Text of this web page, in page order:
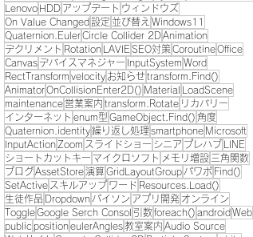
Lenovo HDD アップデート ウィンドウズ
On Value Changed 設定 並び替え Windows11
Quaternion.EulerCircle Collider 2DAnimation
デクリメント Rotation LAVIE SEO対策 CoroutineOffice
Canvas デバイスマネジャー InputSystem Word
RectTransform velocity お知らせtransform.Find()
AnimatorOnCollisionEnter2D() Material LoadScene
maintenance 営業案内 transform.Rotate リカバリー
インターネット enum型 GameObject.Find() 角度
Quaternion.identity繰り返し処理 smartphone Microsoft
InputAction Zoom スライドショー シニア プレハブ LINE
ショートカットキー マイクロソフト メモリ増設 三角関数
ブログAssetStore演算 GridLayoutGroup パワポ Find()
SetActive スキルアップ ワード Resources.Load()
生徒作品 Dropdown パイソン アプリ開発 オンライン
ToggleGoogle Serch Consol 引数foreach() android Web
public positioneulerAngles教室案内 Audio Source